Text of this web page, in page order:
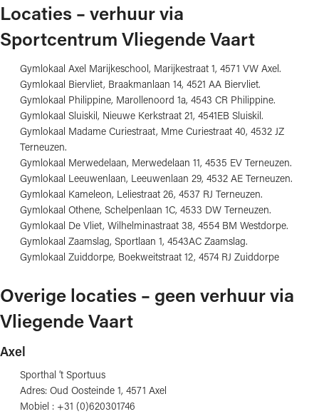
Locaties – verhuur via
Sportcentrum Vliegende Vaart
Gymlokaal Axel Marijkeschool, Marijkestraat 1, 4571 VW Axel.
Gymlokaal Biervliet, Braakmanlaan 14, 4521 AA Biervliet.
Gymlokaal Philippine, Marollenoord 1a, 4543 CR Philippine.
Gymlokaal Sluiskil, Nieuwe Kerkstraat 21, 4541EB Sluiskil.
Gymlokaal Madame Curiestraat, Mme Curiestraat 40, 4532 JZ
Terneuzen.
Gymlokaal Merwedelaan, Merwedelaan 11, 4535 EV Terneuzen.
Gymlokaal Leeuwenlaan, Leeuwenlaan 29, 4532 AE Terneuzen.
Gymlokaal Kameleon, Leliestraat 26, 4537 RJ Terneuzen.
Gymlokaal Othene, Schelpenlaan 1C, 4533 DW Terneuzen.
Gymlokaal De Vliet, Wilhelminastraat 38, 4554 BM Westdorpe.
Gymlokaal Zaamslag, Sportlaan 1, 4543AC Zaamslag.
Gymlokaal Zuiddorpe, Boekweitstraat 12, 4574 RJ Zuiddorpe
Overige locaties – geen verhuur via
Vliegende Vaart
Axel
Sporthal ’t Sportuus
Adres: Oud Oosteinde 1, 4571 Axel
Mobiel : +31 (0)620301746